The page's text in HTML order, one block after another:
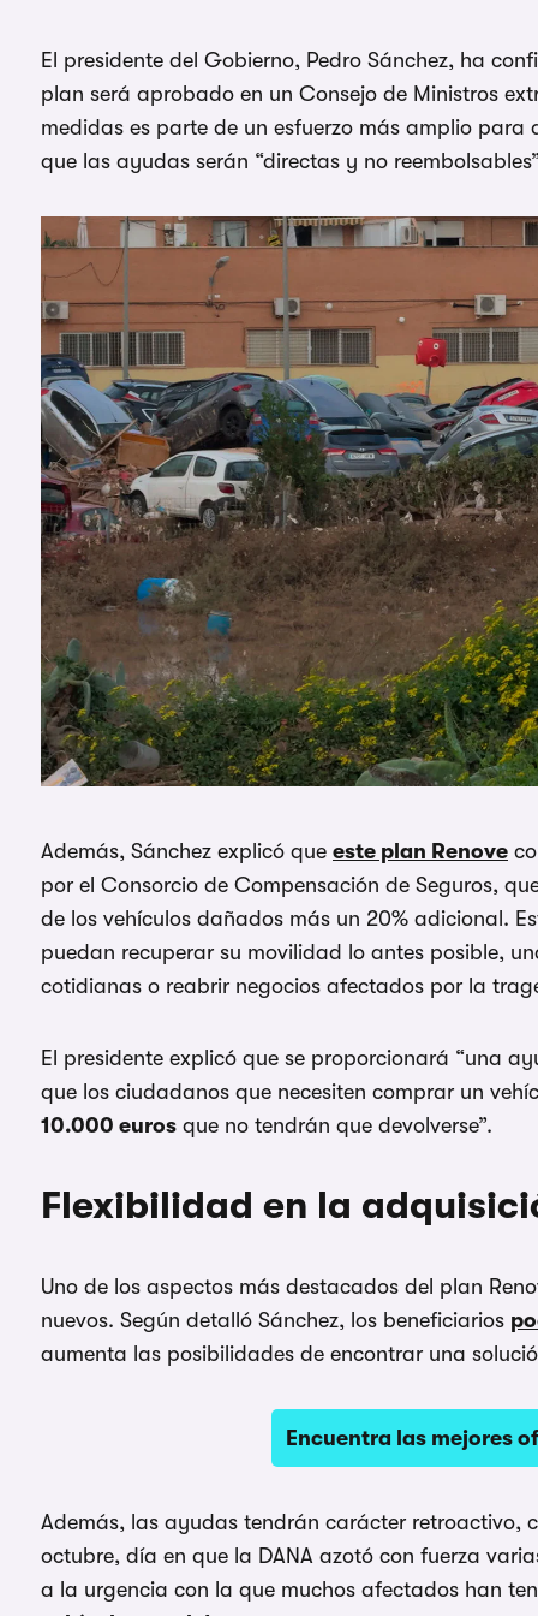
El presidente del Gobierno, Pedro Sánchez, ha
plan será aprobado en un Consejo de Ministros
medidas es parte de un esfuerzo más amplio
que las ayudas serán “directas y no
Además, Sánchez explicó que este plan Renove
por el Consorcio de Compensación de Seguros,
de los vehículos dañados más un 20% adicional.
puedan recuperar su movilidad lo antes posible,
cotidianas o reabrir negocios afectados por la
El presidente explicó que se proporcionará “una
que los ciudadanos que necesiten comprar un
10.000 euros que no tendrán que devolverse”.
Flexibilidad en la
Uno de los aspectos más destacados del plan
nuevos. Según detalló Sánchez, los beneficiarios
aumenta las posibilidades de encontrar una
Encuentra las mejores
Además, las ayudas tendrán carácter retroactivo,
octubre, día en que la DANA azotó con fuerza
a la urgencia con la que muchos afectados han